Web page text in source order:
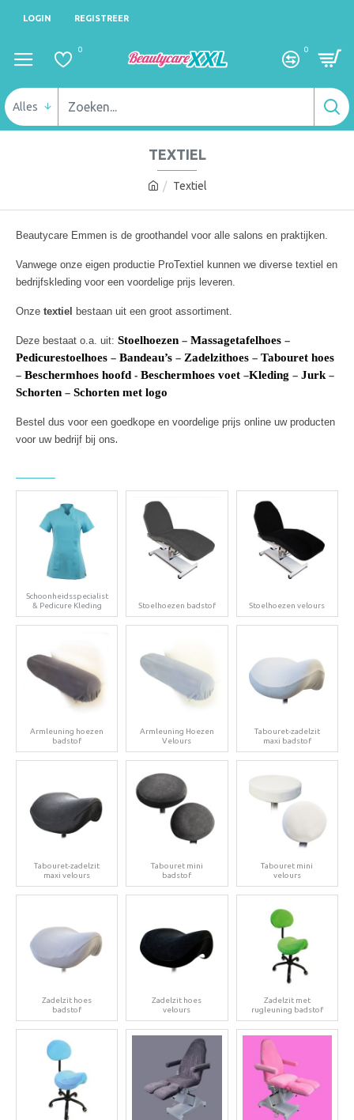
LOGIN REGISTREER
0 0
Alles
Textiel
TEXTIEL
Beautycare Emmen is de groothandel voor alle salons en praktijken.
Vanwege onze eigen productie ProTextiel kunnen we diverse textiel en
bedrijfskleding voor een voordelige prijs leveren.
Onze textiel bestaan uit een groot assortiment.
Deze bestaat o.a. uit: Stoelhoezen – Massagetafelhoes –
Pedicurestoelhoes – Bandeau’s – Zadelzithoes – Tabouret hoes
– Beschermhoes hoofd - Beschermhoes voet –Kleding – Jurk–
Schorten – Schorten met logo
Bestel dus voor een goedkope en voordelige prijs online uw producten
voor uw bedrijf bij ons.
Schoonheidsspecialist
& Pedicure Kleding
Stoelhoezen badstof Stoelhoezen velours
Armleuning hoezen
badstof
Armleuning Hoezen
Velours
Tabouret-zadelzit
maxi badstof
Tabouret-zadelzit
maxi velours
Tabouret mini
badstof
Tabouret mini
velours
Zadelzit hoes
badstof
Zadelzit hoes
velours
Zadelzit met
rugleuning badstof